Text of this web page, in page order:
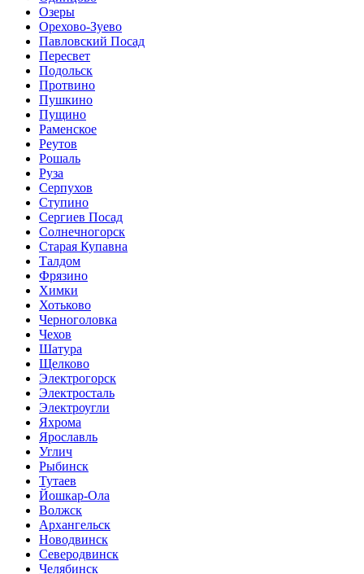
Озеры
Орехово-Зуево
Павловский Посад
Пересвет
Подольск
Протвино
Пушкино
Пущино
Раменское
Реутов
Рошаль
Руза
Серпухов
Ступино
Сергиев Посад
Солнечногорск
Старая Купавна
Талдом
Фрязино
Химки
Хотьково
Черноголовка
Чехов
Шатура
Щелково
Электрогорск
Электросталь
Электроугли
Яхрома
Ярославль
Углич
Рыбинск
Тутаев
Йошкар-Ола
Волжск
Архангельск
Новодвинск
Северодвинск
Челябинск